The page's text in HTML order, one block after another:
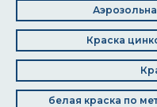
Краска
белая краска по